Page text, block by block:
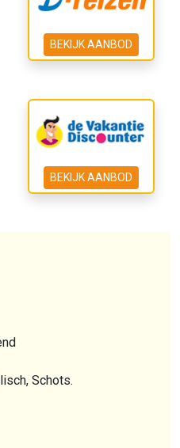
BEKIJK AANBOD
BEKIJK AANBOD
Schots.